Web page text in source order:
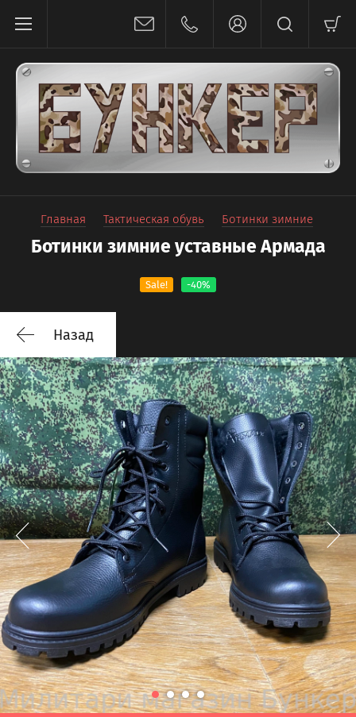
Главная Тактическая обувь Ботинки зимние
Ботинки зимние уставные Армада
Sale! -40%
Назад